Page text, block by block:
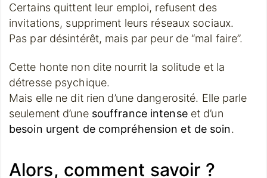
Certains quittent leur emploi, refusent des
invitations, suppriment leurs réseaux sociaux.
Pas par désintérêt, mais par peur de “mal faire”.
Cette honte non dite nourrit la solitude et la
détresse psychique.
Mais elle ne dit rien d’une dangerosité. Elle parle
seulement d’une souffrance intenseet d’un
besoin urgent de compréhension et de soin.
Alors, comment savoir ?